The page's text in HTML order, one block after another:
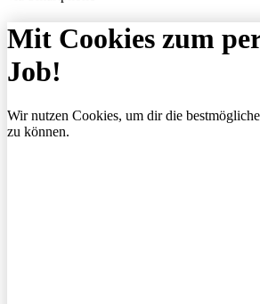
Mit Cookies zum
Job!
Wir nutzen Cookies, um dir die
zu können.